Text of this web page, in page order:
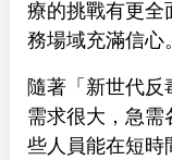
療的挑戰有更全
務場域充滿信心。
隨著「新世代反
需求很大，急
些人員能在短時